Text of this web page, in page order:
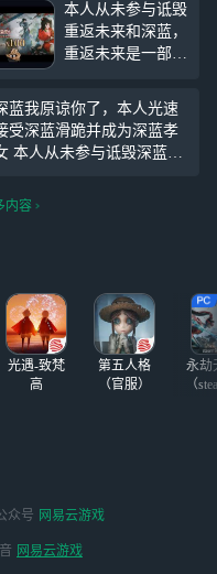
本人从未参与诋毁
重返未来和深蓝，
重返未来是一部完
法独特剧情细腻，
角色塑造优秀，老
少皆宜，是一款非
常值得推荐给所有
蓝我原谅你了，本人光速
受深蓝滑跪并成为深蓝孝
本人从未参与诋毁深蓝互
周年庆卡池战绩很耐看：
内容
光遇-致梵
高
第五人格
（官服）
永劫
（
众号 网易云游戏
网易云游戏